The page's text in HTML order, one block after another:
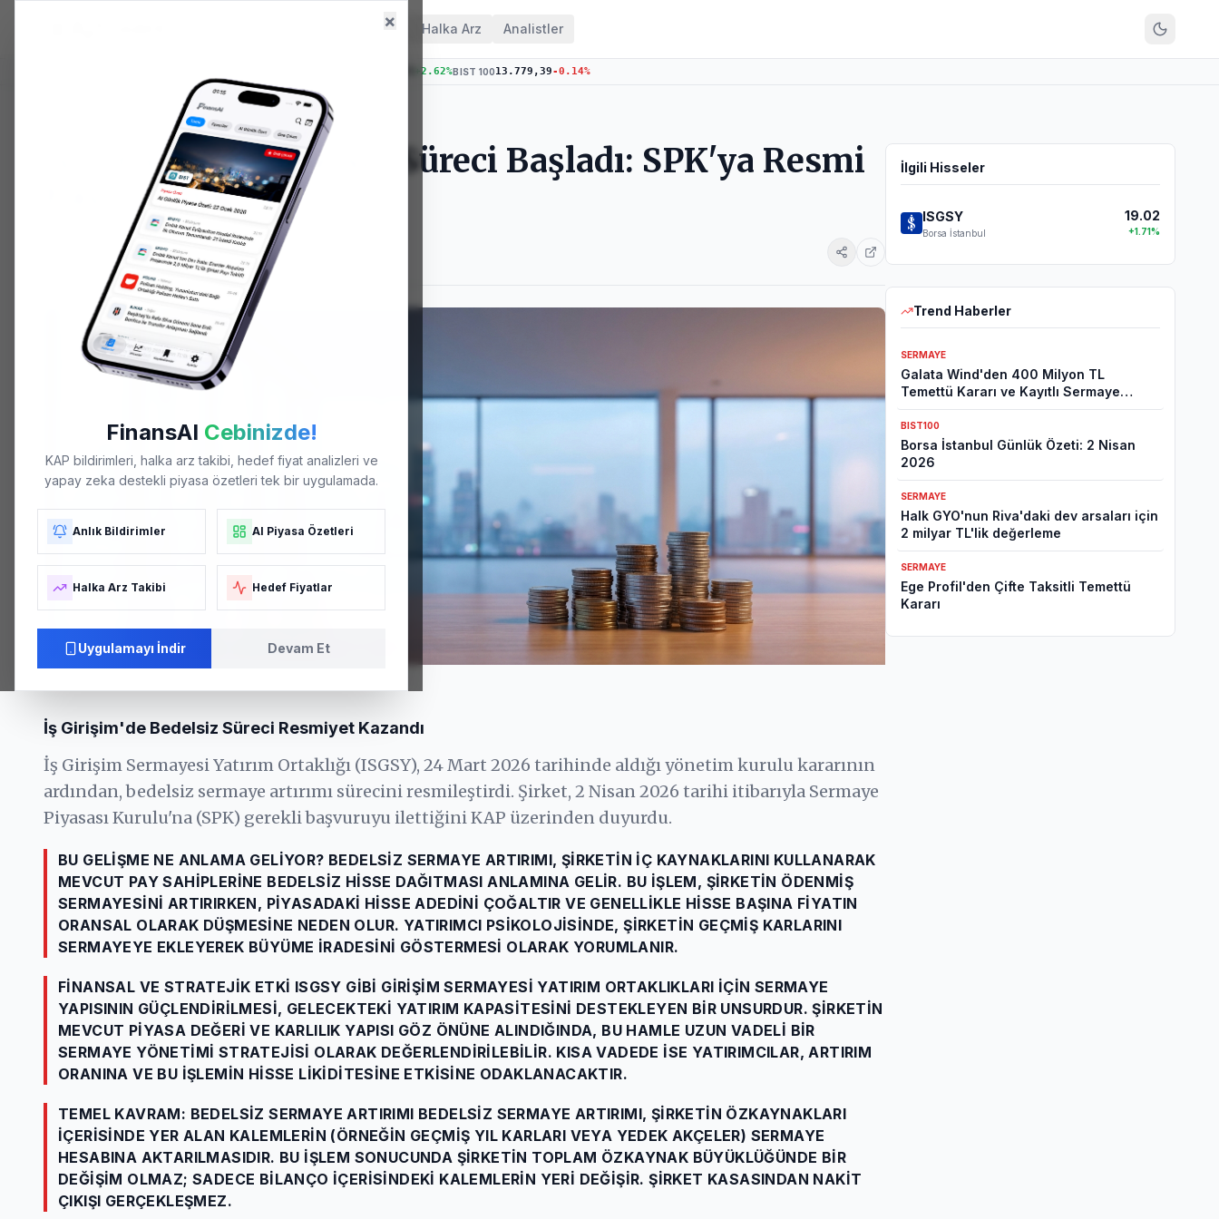
Hisseler Halka Arz Analistler
2.62%BIST 10013.779,39-0.14%
×
FinansAI Cebinizde!
KAP bildirimleri, halka arz takibi, hedef fiyat analizleri ve
yapay zeka destekli piyasa özetleri tek bir uygulamada.
Anlık Bildirimler AI Piyasa Özetleri
Halka Arz Takibi Hedef Fiyatlar
Uygulamayı İndir Devam Et
HABERLER SERMAYE
İş Girişim'de Bedelsiz Süreci Başladı: SPK'ya Resmi
Başvuru Yapıldı
Ekonomi Servisi
2 Nisan 2026 •127 gün önce
İş Girişim'de Bedelsiz Süreci Resmiyet Kazandı
İş Girişim Sermayesi Yatırım Ortaklığı (ISGSY), 24 Mart 2026 tarihinde aldığı yönetim kurulu kararının
ardından, bedelsiz sermaye artırımı sürecini resmileştirdi. Şirket, 2 Nisan 2026 tarihi itibarıyla Sermaye
Piyasası Kurulu'na (SPK) gerekli başvuruyu ilettiğini KAP üzerinden duyurdu.
BU GELIŞME NE ANLAMA GELIYOR? BEDELSIZ SERMAYE ARTIRIMI, ŞIRKETIN IÇ KAYNAKLARINI KULLANARAK
MEVCUT PAY SAHIPLERINE BEDELSIZ HISSE DAĞITMASI ANLAMINA GELIR. BU IŞLEM, ŞIRKETIN ÖDENMIŞ
SERMAYESINI ARTIRIRKEN, PIYASADAKI HISSE ADEDINI ÇOĞALTIR VE GENELLIKLE HISSE BAŞINA FIYATIN
ORANSAL OLARAK DÜŞMESINE NEDEN OLUR. YATIRIMCI PSIKOLOJISINDE, ŞIRKETIN GEÇMIŞ KARLARINI
SERMAYEYE EKLEYEREK BÜYÜME IRADESINI GÖSTERMESI OLARAK YORUMLANIR.
FINANSAL VE STRATEJIK ETKI ISGSY GIBI GIRIŞIM SERMAYESI YATIRIM ORTAKLIKLARI IÇIN SERMAYE
YAPISININ GÜÇLENDIRILMESI, GELECEKTEKI YATIRIM KAPASITESINI DESTEKLEYEN BIR UNSURDUR. ŞIRKETIN
MEVCUT PIYASA DEĞERI VE KARLILIK YAPISI GÖZ ÖNÜNE ALINDIĞINDA, BU HAMLE UZUN VADELI BIR
SERMAYE YÖNETIMI STRATEJISI OLARAK DEĞERLENDIRILEBILIR. KISA VADEDE ISE YATIRIMCILAR, ARTIRIM
ORANINA VE BU IŞLEMIN HISSE LIKIDITESINE ETKISINE ODAKLANACAKTIR.
TEMEL KAVRAM: BEDELSIZ SERMAYE ARTIRIMI BEDELSIZ SERMAYE ARTIRIMI, ŞIRKETIN ÖZKAYNAKLARI
IÇERISINDE YER ALAN KALEMLERIN (ÖRNEĞIN GEÇMIŞ YIL KARLARI VEYA YEDEK AKÇELER) SERMAYE
HESABINA AKTARILMASIDIR. BU IŞLEM SONUCUNDA ŞIRKETIN TOPLAM ÖZKAYNAK BÜYÜKLÜĞÜNDE BIR
DEĞIŞIM OLMAZ; SADECE BILANÇO IÇERISINDEKI KALEMLERIN YERI DEĞIŞIR. ŞIRKET KASASINDAN NAKIT
ÇIKIŞI GERÇEKLEŞMEZ.
İlgili Hisseler
ISGSY
Borsa İstanbul
19.02
+1.71%
Trend Haberler
SERMAYE
Galata Wind'den 400 Milyon TL
Temettü Kararı ve Kayıtlı Sermaye
Tavanı Revizyonu
BIST100
Borsa İstanbul Günlük Özeti: 2 Nisan
2026
SERMAYE
Halk GYO'nun Riva'daki dev arsaları için
2 milyar TL'lik değerleme
SERMAYE
Ege Profil'den Çifte Taksitli Temettü
Kararı